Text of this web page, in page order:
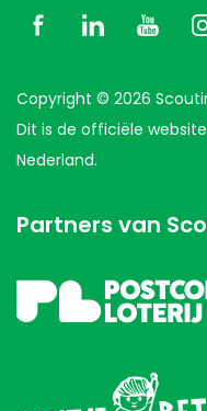
Copyright © 2026
Dit is de officiële
Nederland.
Partners van